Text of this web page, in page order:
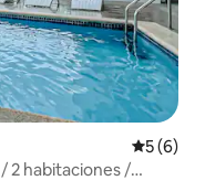
5 (6)
2 habitaciones /